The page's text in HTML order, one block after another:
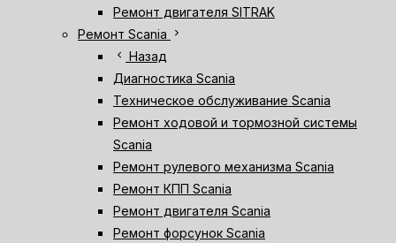
Ремонт двигателя SITRAK
Ремонт Scania
chevron_right
chevron_left Назад
Диагностика Scania
Техническое обслуживание Scania
Ремонт ходовой и тормозной системы
Scania
Ремонт рулевого механизма Scania
Ремонт КПП Scania
Ремонт двигателя Scania
Ремонт форсунок Scania